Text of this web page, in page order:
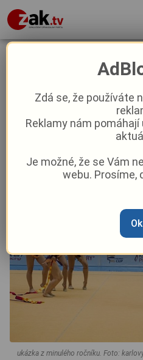
Karlovy Vary
gymnastika.
přivítá českou i
Aktuality Sport
David Černý–3. 6.|10:38
ukázka z minulého ročníku. Foto:
Zdá se, že používáte
Reklamy nám
Je možné, že se Vám
webu. Prosíme,
Ok